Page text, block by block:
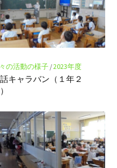
の活動の様子/2023年度
キャラバン（１年２